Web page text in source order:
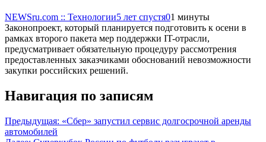
NEWSru.com :: Технологии5 лет спустя01 минуты
Законопроект, который планируется подготовить к осени в
рамках второго пакета мер поддержки IT-отрасли,
предусматривает обязательную процедуру рассмотрения
предоставленных заказчиками обоснований невозможности
закупки российских решений.
Навигация по записям
Предыдущая: «Сбер» запустил сервис долгосрочной аренды
автомобилей